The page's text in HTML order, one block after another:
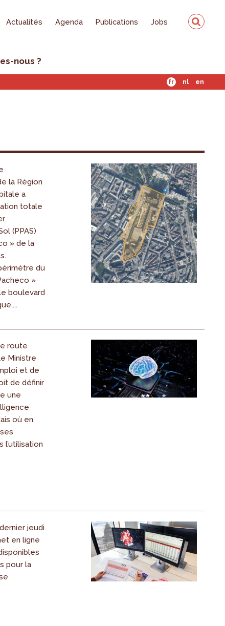
Actualités Agenda Publications Jobs
nous ?
fr nl en
la Région
a
totale
(PPAS)
» de la
du
»
boulevard
route
Ministre
et de
de définir
une
où en
l’utilisation
jeudi
en ligne
pour la